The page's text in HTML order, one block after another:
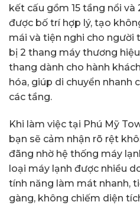
kết cấu gồm 15 tầng nổi
được bố trí hợp lý, tạo
mái và tiện nghi cho người
bị 2 thang máy thương
thang dành cho hành
hóa, giúp di chuyển nhanh
các tầng.
Khi làm việc tại Phú Mỹ
bạn sẽ cảm nhận rõ rệt
đãng nhờ hệ thống máy
loại máy lạnh được nhiều
tính năng làm mát nhanh,
gàng, không chiếm diện